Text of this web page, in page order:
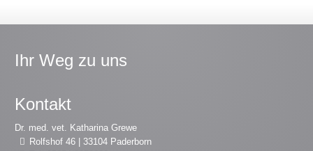
Ihr Weg zu uns
Kontakt
Dr. med. vet. Katharina Grewe
Rolfshof 46 | 33104 Paderborn